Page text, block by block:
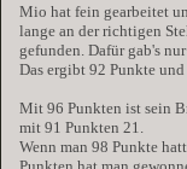
Mio hat fein gearbeitet
lange an der richtigen
gefunden. Dafür gab's
Das ergibt 92 Punkte und
Mit 96 Punkten ist sein
mit 91 Punkten 21.
Wenn man 98 Punkte